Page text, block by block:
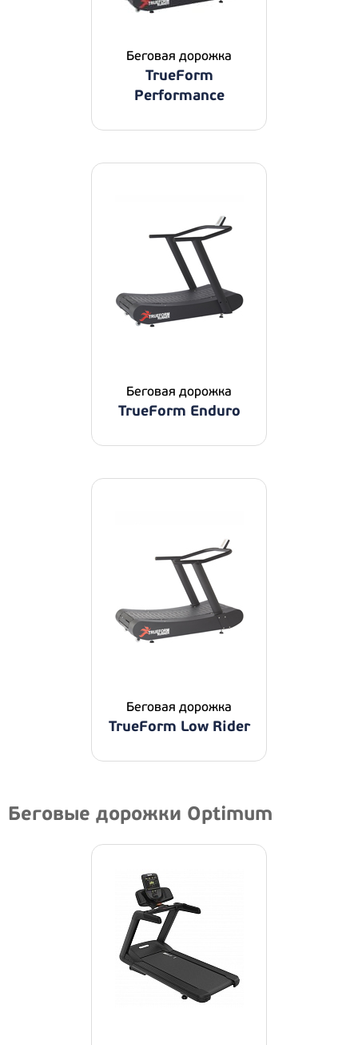
Беговая дорожка
TrueForm
Performance
Беговая дорожка
TrueForm Enduro
Беговая дорожка
TrueForm Low Rider
Беговые дорожки Optimum